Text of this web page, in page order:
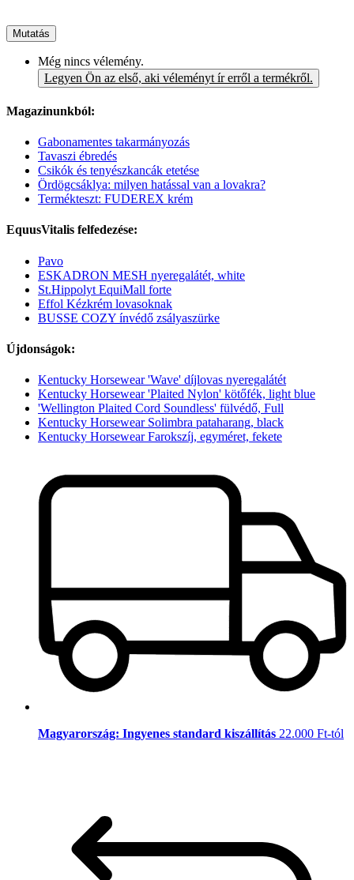
Mutatás
Még nincs vélemény.
Legyen Ön az első, aki véleményt ír erről a termékről.
Magazinunkból:
Gabonamentes takarmányozás
Tavaszi ébredés
Csikók és tenyészkancák etetése
Ördögcsáklya: milyen hatással van a lovakra?
Termékteszt: FUDEREX krém
EquusVitalis felfedezése:
Pavo
ESKADRON MESH nyeregalátét, white
St.Hippolyt EquiMall forte
Effol Kézkrém lovasoknak
BUSSE COZY ínvédő zsályaszürke
Újdonságok:
Kentucky Horsewear 'Wave' díjlovas nyeregalátét
Kentucky Horsewear 'Plaited Nylon' kötőfék, light blue
'Wellington Plaited Cord Soundless' fülvédő, Full
Kentucky Horsewear Solimbra pataharang, black
Kentucky Horsewear Farokszíj, egyméret, fekete
Magyarország: Ingyenes standard kiszállítás 22.000 Ft-tól